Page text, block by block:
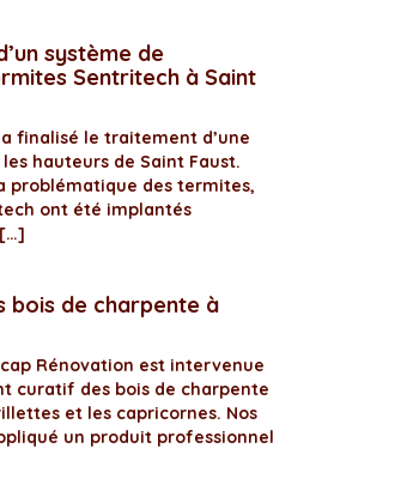
système de
Sentritech à Saint
finalisé le traitement d’une
hauteurs de Saint Faust.
problématique des termites,
ont été implantés
bois de charpente à
Rénovation est intervenue
curatif des bois de charpente
et les capricornes. Nos
un produit professionnel